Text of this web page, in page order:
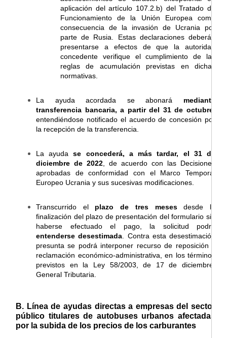
aplicación del artículo 107.2.b) del Tratado de
Funcionamiento de la Unión Europea como
consecuencia de la invasión de Ucrania por
parte de Rusia. Estas declaraciones deberán
presentarse a efectos de que la autoridad
concedente verifique el cumplimiento de las
reglas de acumulación previstas en dichas
normativas.
La ayuda acordada se abonará mediante
transferencia bancaria, a partir del 31 de octubre
entendiéndose notificado el acuerdo de concesión por
la recepción de la transferencia.
La ayudase concederá, a más tardar, el 31 de
diciembre de 2022 , de acuerdo con las Decisiones
aprobadas de conformidad con el Marco Temporal
Europeo Ucrania y sus sucesivas modificaciones.
Transcurrido el plazo de tres mesesdesde la
finalización del plazo de presentación del formulario sin
haberse efectuado el pago, la solicitud podrá
entenderse desestimada . Contra esta desestimación
presunta se podrá interponer recurso de reposición y
reclamación económico-administrativa, en los términos
previstos en la Ley 58/2003, de 17 de diciembre,
General Tributaria.
B. Línea de ayudas directas a empresas del sector
público titulares de autobuses urbanos afectadas
por la subida de los precios de los carburantes